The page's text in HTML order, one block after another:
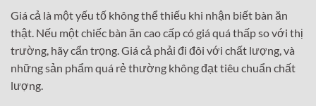
Giá cả là một yếu tố không thể thiếu khi nhận biết bàn ăn
thật. Nếu một chiếc bàn ăn cao cấp có giá quá thấp so với thị
trường, hãy cẩn trọng. Giá cả phải đi đôi với chất lượng, và
những sản phẩm quá rẻ thường không đạt tiêu chuẩn chất
lượng.